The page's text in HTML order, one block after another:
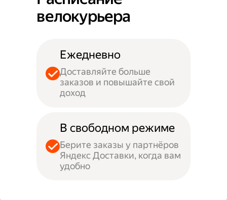
велокурьера
Ежедневно
Доставляйте больше
заказов и повышайте свой
доход
В свободном режиме
Берите заказы у партнёров
Яндекс Доставки, когда вам
удобно